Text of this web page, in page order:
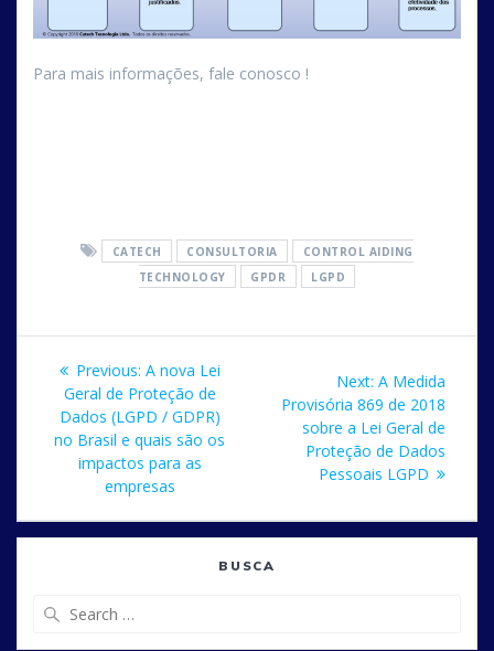
Para mais informações, fale conosco !
CATECH CONSULTORIA
CONTROL AIDING
TECHNOLOGY
GPDR LGPD
Post
navigation
Previous: Previous
post:
A nova Lei
Geral de Proteção de
Dados (LGPD / GDPR)
no Brasil e quais são os
impactos para as
empresas
Next: Next
post:
A Medida
Provisória 869 de 2018
sobre a Lei Geral de
Proteção de Dados
Pessoais LGPD
BUSCA